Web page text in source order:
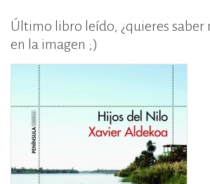
Último libro leído, ¿quieres saber
en la imagen ;)